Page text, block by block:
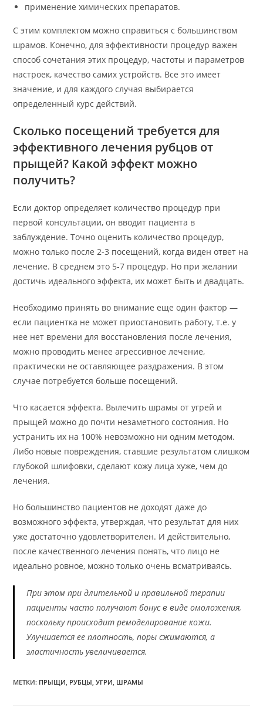
применение химических препаратов.
С этим комплектом можно справиться с большинством
шрамов. Конечно, для эффективности процедур важен
способ сочетания этих процедур, частоты и параметров
настроек, качество самих устройств. Все это имеет
значение, и для каждого случая выбирается
определенный курс действий.
Сколько посещений требуется для
эффективного лечения рубцов от
прыщей? Какой эффект можно
получить?
Если доктор определяет количество процедур при
первой консультации, он вводит пациента в
заблуждение. Точно оценить количество процедур,
можно только после 2-3 посещений, когда виден ответ на
лечение. В среднем это 5-7 процедур. Но при желании
достичь идеального эффекта, их может быть и двадцать.
Необходимо принять во внимание еще один фактор —
если пациентка не может приостановить работу, т.е. у
нее нет времени для восстановления после лечения,
можно проводить менее агрессивное лечение,
практически не оставляющее раздражения. В этом
случае потребуется больше посещений.
Что касается эффекта. Вылечить шрамы от угрей и
прыщей можно до почти незаметного состояния. Но
устранить их на 100% невозможно ни одним методом.
Либо новые повреждения, ставшие результатом слишком
глубокой шлифовки, сделают кожу лица хуже, чем до
лечения.
Но большинство пациентов не доходят даже до
возможного эффекта, утверждая, что результат для них
уже достаточно удовлетворителен. И действительно,
после качественного лечения понять, что лицо не
идеально ровное, можно только очень всматриваясь.
При этом при длительной и правильной терапии
пациенты часто получают бонус в виде омоложения,
поскольку происходит ремоделирование кожи.
Улучшается ее плотность, поры сжимаются, а
эластичность увеличивается.
МЕТКИ: ПРЫЩИ РУБЦЫ УГРИ ШРАМЫ